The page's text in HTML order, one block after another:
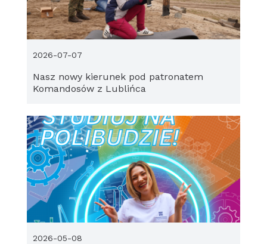
Nasz nowy kierunek pod patronatem
Komandosów z Lublińca
2026-07-07
2026-05-08